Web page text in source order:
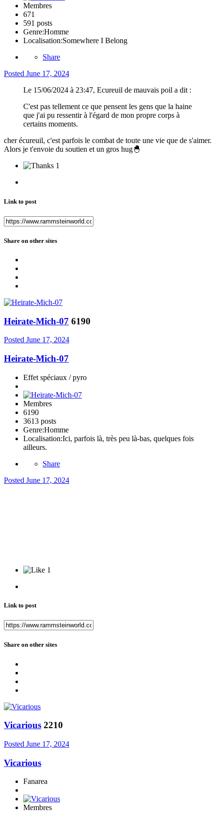
Membres
671
591 posts
Genre:Homme
Localisation:Somewhere I Belong
Share
Posted June 17, 2024
Le 15/06/2024 à 23:47, Ecureuil de mauvais poil a dit :
C'est pas tellement ce que pensent les gens que la haine
que j'ai pu ressentir à l'égard de mon propre corps à
certains moments.
cher écureuil, c'est parfois le combat de toute une vie que de s'aimer.
Alors je t'envoie du soutien et un gros hug🐣
1
Link to post
Share on other sites
Heirate-Mich-07 6190
Posted June 17, 2024
Heirate-Mich-07
Effet spéciaux / pyro
Membres
6190
3613 posts
Genre:Homme
Localisation:Ici, parfois là, très peu là-bas, quelques fois
ailleurs.
Share
Posted June 17, 2024
1
Link to post
Share on other sites
Vicarious 2210
Posted June 17, 2024
Vicarious
Fanarea
Membres